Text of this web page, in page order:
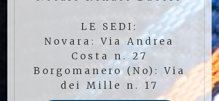
LE SEDI:
Novara: Via Andrea
Costa n. 27
Borgomanero (No): Via
dei Mille n. 17